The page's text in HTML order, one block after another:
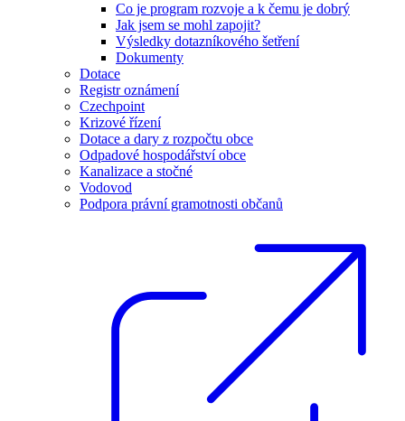
Co je program rozvoje a k čemu je dobrý
Jak jsem se mohl zapojit?
Výsledky dotazníkového šetření
Dokumenty
Dotace
Registr oznámení
Czechpoint
Krizové řízení
Dotace a dary z rozpočtu obce
Odpadové hospodářství obce
Kanalizace a stočné
Vodovod
Podpora právní gramotnosti občanů